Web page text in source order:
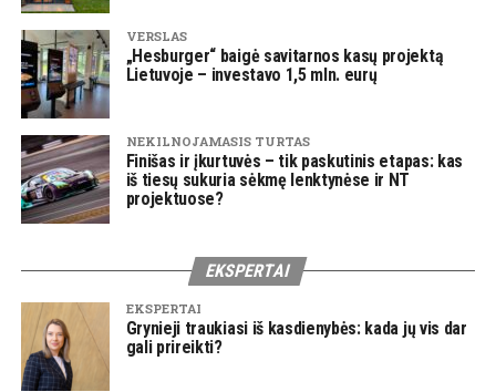
VERSLAS
„Hesburger“ baigė savitarnos kasų projektą
Lietuvoje – investavo 1,5 mln. eurų
NEKILNOJAMASIS TURTAS
Finišas ir įkurtuvės – tik paskutinis etapas: kas
iš tiesų sukuria sėkmę lenktynėse ir NT
projektuose?
EKSPERTAI
EKSPERTAI
Grynieji traukiasi iš kasdienybės: kada jų vis dar
gali prireikti?